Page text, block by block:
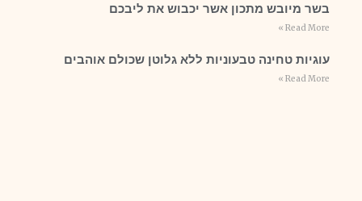
בשר מיובש מתכון אשר יכבוש את ליבכם
Read More »
עוגיות טחינה טבעוניות ללא גלוטן שכולם אוהבים
Read More »